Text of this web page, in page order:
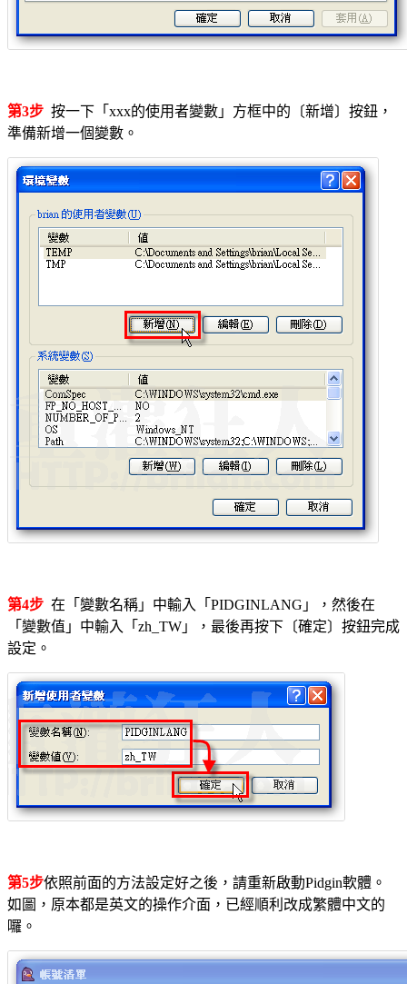
第3步 按一下「xxx的使用者變數」方框中的〔新增〕按鈕，
準備新增一個變數。
第4步 在「變數名稱」中輸入「PIDGINLANG」，然後在
「變數值」中輸入「zh_TW」，最後再按下〔確定〕按鈕完成
設定。
第5步依照前面的方法設定好之後，請重新啟動Pidgin軟體。
如圖，原本都是英文的操作介面，已經順利改成繁體中文的
囉。